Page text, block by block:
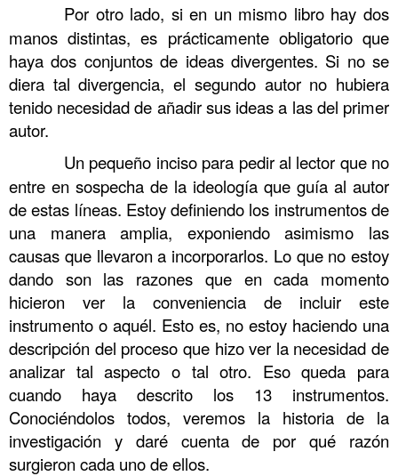
Por otro lado, si en un mismo libro hay dos
manos distintas, es prácticamente obligatorio que
haya dos conjuntos de ideas divergentes. Si no se
diera tal divergencia, el segundo autor no hubiera
tenido necesidad de añadir sus ideas a las del primer
autor.
Un pequeño inciso para pedir al lector que no
entre en sospecha de la ideología que guía al autor
de estas líneas. Estoy definiendo los instrumentos de
una manera amplia, exponiendo asimismo las
causas que llevaron a incorporarlos. Lo que no estoy
dando son las razones que en cada momento
hicieron ver la conveniencia de incluir este
instrumento o aquél. Esto es, no estoy haciendo una
descripción del proceso que hizo ver la necesidad de
analizar tal aspecto o tal otro. Eso queda para
cuando haya descrito los 13 instrumentos.
Conociéndolos todos, veremos la historia de la
investigación y daré cuenta de por qué razón
surgieron cada uno de ellos.